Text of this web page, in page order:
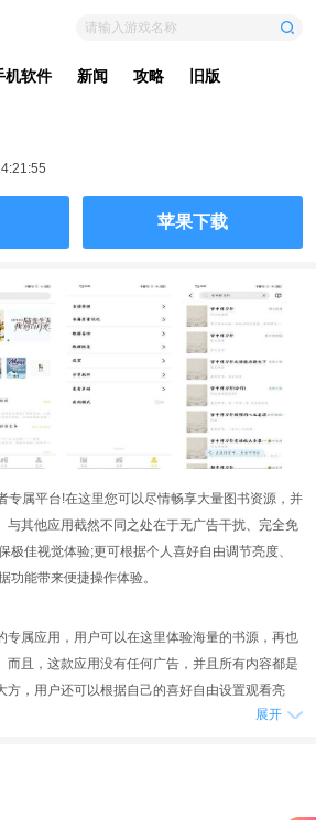
请输入游戏名称
机软件 新闻 攻略 旧版
苹果下载
专属平台!在这里您可以尽情畅享大量图书资源，并
与其他应用截然不同之处在于无广告干扰、完全免
极佳视觉体验;更可根据个人喜好自由调节亮度、
功能带来便捷操作体验。
专属应用，用户可以在这里体验海量的书源，再也
而且，这款应用没有任何广告，并且所有内容都是
方，用户还可以根据自己的喜好自由设置观看亮
的书源，无论是经典作品还是热门新书，用户都能
展开